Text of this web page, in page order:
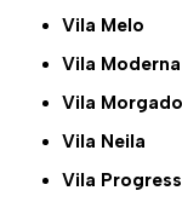
Vila Melo
Vila Moderna
Vila
Vila Neila
Vila